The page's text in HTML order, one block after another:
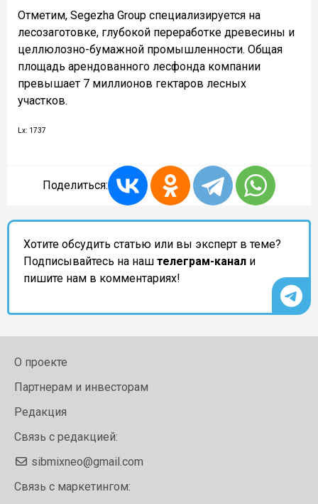
Отметим, Segezha Group специализируется на
лесозаготовке, глубокой переработке древесины и
целлюлозно-бумажной промышленности. Общая
площадь арендованного лесфонда компании
превышает 7 миллионов гектаров лесных
участков.
Lx: 1737
Поделиться:
Хотите обсудить статью или вы эксперт в теме?
Подписывайтесь на наш телеграм-канал и
пишите нам в комментариях!
О проекте
Партнерам и инвесторам
Редакция
Связь с редакцией:
sibmixneo@gmail.com
Связь с маркетингом: